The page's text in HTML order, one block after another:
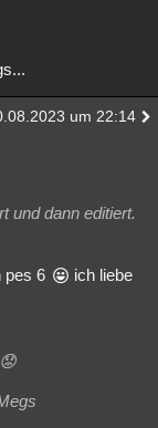
um 22:14
und dann editiert.
pes 6
ich liebe